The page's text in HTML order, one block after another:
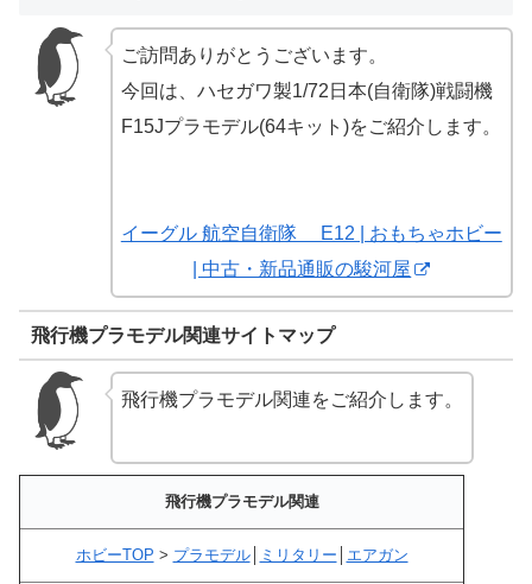
ご訪問ありがとうございます。
今回は、ハセガワ製1/72日本(自衛隊)戦闘機
F15Jプラモデル(64キット)をご紹介します。
イーグル 航空自衛隊 E12 | おもちゃホビー
| 中古・新品通販の駿河屋
飛行機プラモデル関連サイトマップ
飛行機プラモデル関連をご紹介します。
飛行機プラモデル関連
ホビーTOP > プラモデル│ ミリタリー エアガン